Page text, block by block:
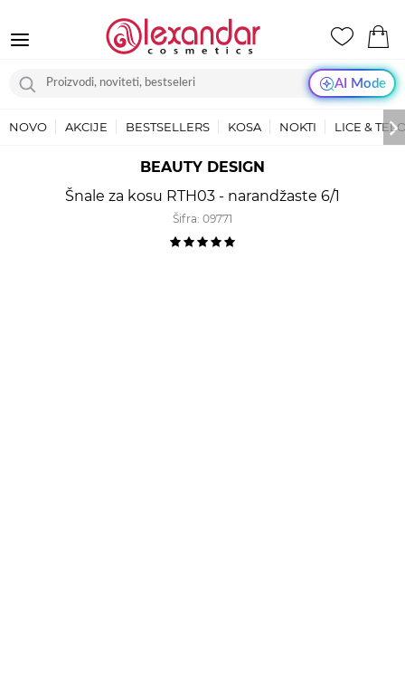
AI Mode
NOVO AKCIJE BESTSELLERS KOSA NOKTI LICE &
BEAUTY DESIGN
Šnale za kosu RTH03 - narandžaste 6/1
Šifra: 09771